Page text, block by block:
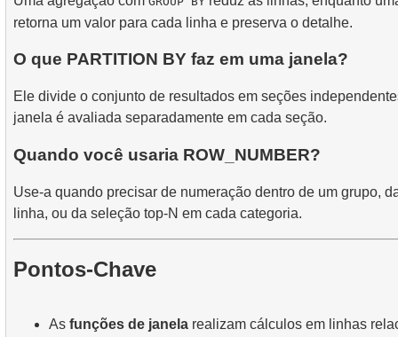
retorna um valor para cada linha e preserva o detalhe.
O que PARTITION BY faz em uma janela?
Ele divide o conjunto de resultados em seções
janela é avaliada separadamente em cada seção.
Quando você usaria ROW_NUMBER?
Use-a quando precisar de numeração dentro de um grupo,
linha, ou da seleção top-N em cada categoria.
Pontos-Chave
As funções de janela realizam cálculos em linhas